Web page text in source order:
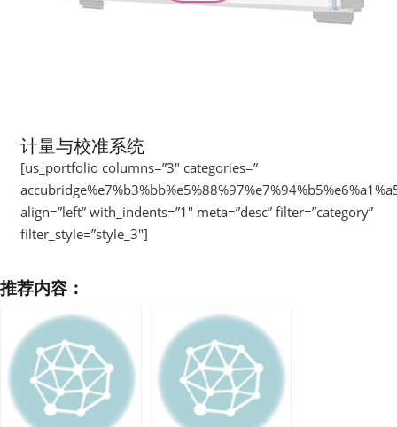
计量与校准系统
[us_portfolio columns=”3″ categories=”
align=”left” with_indents=”1″ meta=”desc” filter=”category”
filter_style=”style_3″]
推荐内容：